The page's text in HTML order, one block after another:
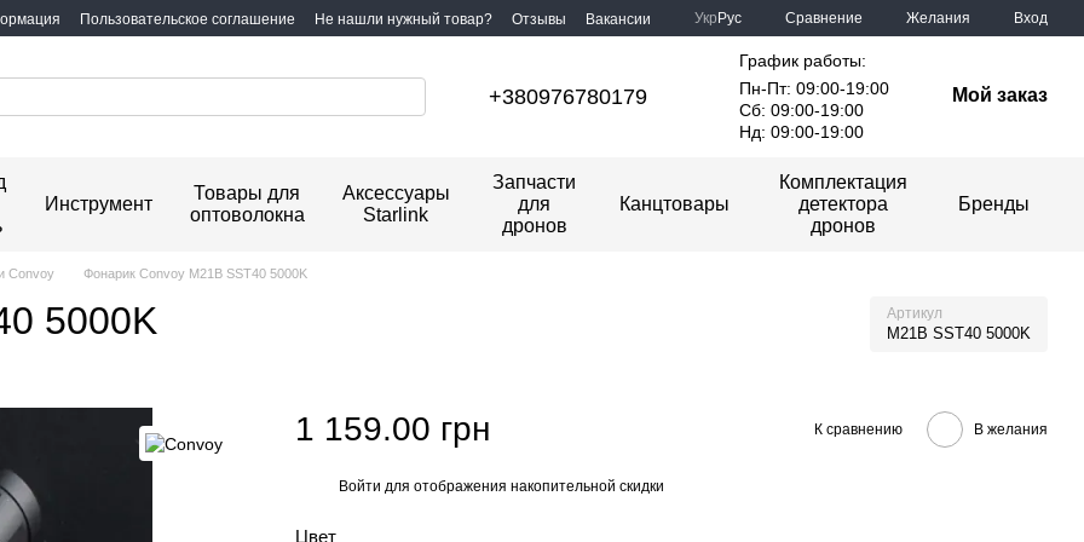
Пользовательское соглашение Не нашли нужный товар? Отзывы Вакансии Укр Рус Сравнение Желания Вход
+380976780179
График работы:
Пн-Пт: 09:00-19:00
Сб: 09:00-19:00
Нд: 09:00-19:00
Мой заказ
Инструмент
Товары для
оптоволокна
Аксессуары
Starlink
Запчасти
для
дронов
Канцтовары
Комплектация
детектора
дронов
Бренды
Convoy Фонарик Convoy M21B SST40 5000K
5000K Артикул
M21B SST40 5000K
1 159.00 грн К сравнению В желания
Войти для отображения накопительной скидки
Цвет